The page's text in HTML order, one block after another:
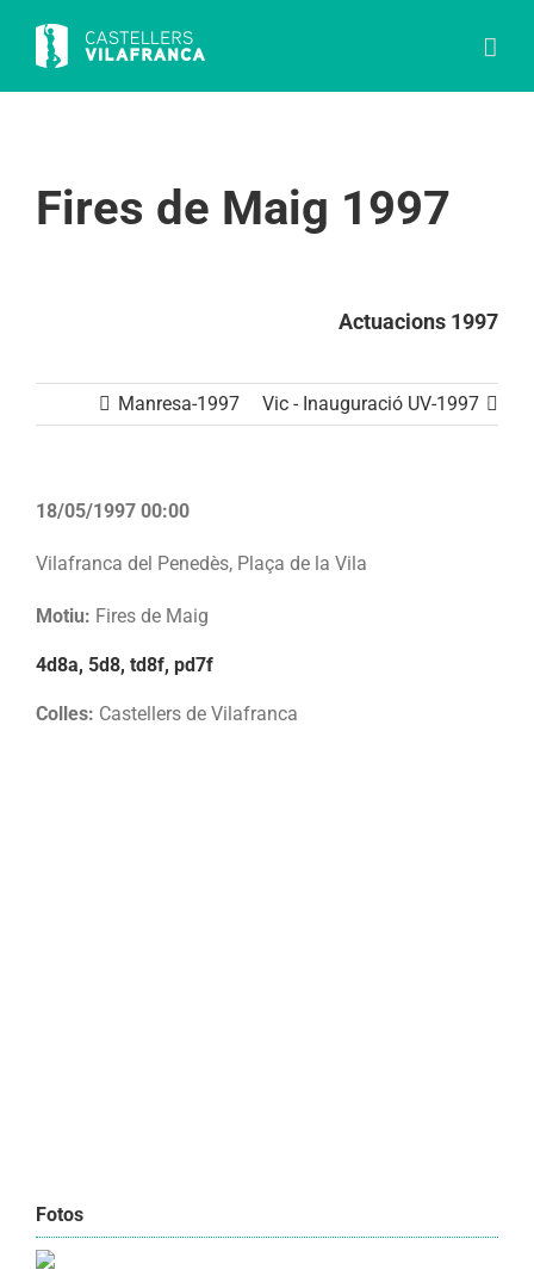
content
Fires de Maig 1997
Actuacions 1997
Manresa-1997 Vic - Inauguració UV-1997
18/05/1997 00:00
Vilafranca del Penedès, Plaça de la Vila
Motiu: Fires de Maig
4d8a, 5d8, td8f, pd7f
Colles: Castellers de Vilafranca
Fotos